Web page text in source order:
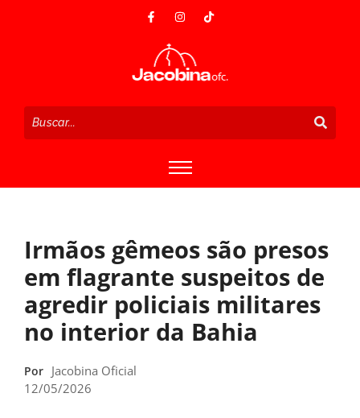
Irmãos gêmeos são presos
em flagrante suspeitos de
agredir policiais militares
no interior da Bahia
Por Jacobina Oficial
12/05/2026